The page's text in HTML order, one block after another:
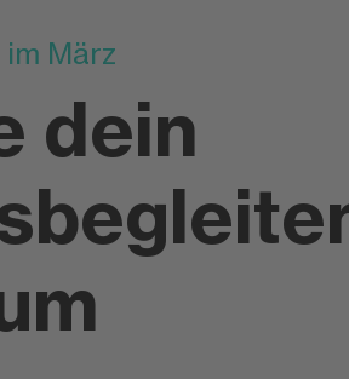
März
dein